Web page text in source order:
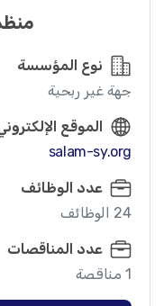
نوع المؤسسة
جهة غير ربحية
الموقع
salam-sy.org
عدد الوظائف
24 الوظائف
عدد المناقصات
1 مناقصة